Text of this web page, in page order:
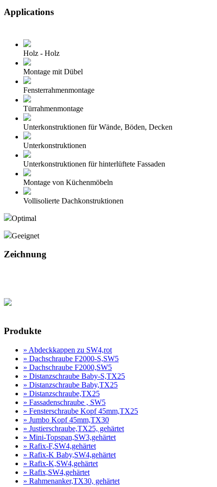
Applications
Holz - Holz
Montage mit Dübel
Fensterrahmenmontage
Türrahmenmontage
Unterkonstruktionen für Wände, Böden, Decken
Unterkonstruktionen
Unterkonstruktionen für hinterlüftete Fassaden
Montage von Küchenmöbeln
Vollisolierte Dachkonstruktionen
Optimal
Geeignet
Zeichnung
Produkte
» Abdeckkappen zu SW4,rot
» Dachschraube F2000-S,SW5
» Dachschraube F2000,SW5
» Distanzschraube Baby-S,TX25
» Distanzschraube Baby,TX25
» Distanzschraube,TX25
» Fassadenschraube , SW5
» Fensterschraube Kopf 45mm,TX25
» Jumbo Kopf 45mm,TX30
» Justierschraube,TX25, gehärtet
» Mini-Topspan,SW3,gehärtet
» Rafix-F,SW4,gehärtet
» Rafix-K Baby,SW4,gehärtet
» Rafix-K,SW4,gehärtet
» Rafix,SW4,gehärtet
» Rahmenanker,TX30, gehärtet